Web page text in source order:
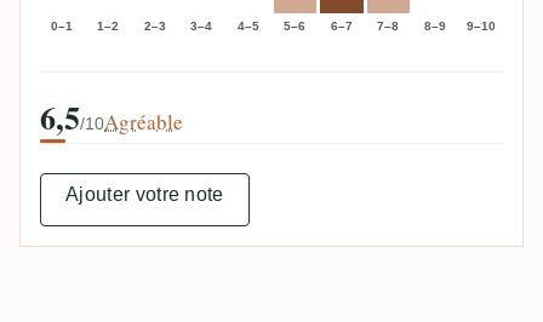
0–1 1–2 2–3 3–4 4–5 5–6 6–7 7–8 8–9 9–10
6,5/10Agréable
Ajouter votre note